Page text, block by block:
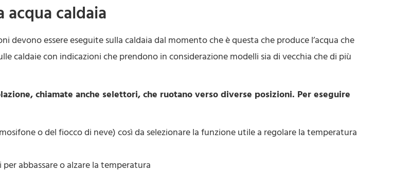
acqua caldaia
devono essere eseguite sulla caldaia dal momento che è questa che produce l’acqua che
caldaie con indicazioni che prendono in considerazione modelli sia di vecchia che di più
chiamate anche selettori, che ruotano verso diverse posizioni. Per eseguire
o del fiocco di neve) così da selezionare la funzione utile a regolare la temperatura
abbassare o alzare la temperatura